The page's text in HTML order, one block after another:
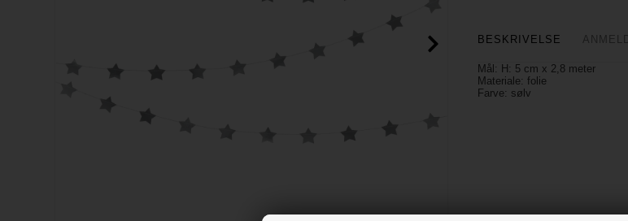
BESKRIVELSE
Mål: H: 5 cm x 2,8 meter
Materiale: folie
Farve: sølv